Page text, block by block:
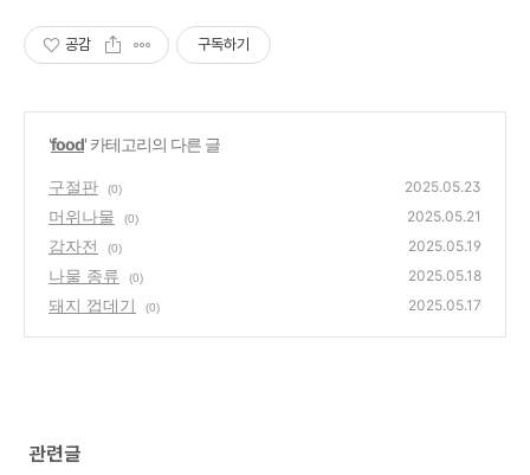
공감 구독하기
'food' 카테고리의 다른 글
구절판 (0) 2025.05.23
머위나물 (0) 2025.05.21
감자전 (0) 2025.05.19
나물 종류 (0) 2025.05.18
돼지 껍데기 (0) 2025.05.17
관련글